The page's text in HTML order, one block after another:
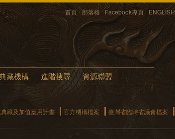
首頁 部落格 Facebook專頁 ENGLISH
藏機構 進階搜尋 資源聯盟
藏及加值應用計畫 官方機構檔案 臺灣省臨時省議會檔案